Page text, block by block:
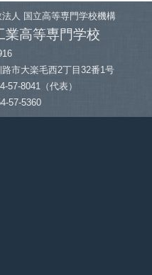
人 国立高等専門学校機構
業高等専門学校
市大楽毛西2丁目32番1号
57-8041（代表）
57-5360